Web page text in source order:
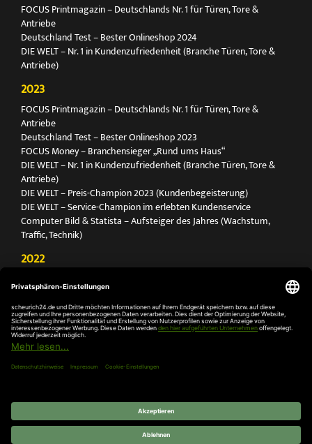
FOCUS Printmagazin – Deutschlands Nr. 1 für Türen, Tore &
Antriebe
Deutschland Test – Bester Onlineshop 2024
DIE WELT – Nr. 1 in Kundenzufriedenheit (Branche Türen, Tore &
Antriebe)
2023
FOCUS Printmagazin – Deutschlands Nr. 1 für Türen, Tore &
Antriebe
Deutschland Test – Bester Onlineshop 2023
FOCUS Money – Branchensieger „Rund ums Haus“
DIE WELT – Nr. 1 in Kundenzufriedenheit (Branche Türen, Tore &
Antriebe)
DIE WELT – Preis-Champion 2023 (Kundenbegeisterung)
DIE WELT – Service-Champion im erlebten Kundenservice
Computer Bild & Statista – Aufsteiger des Jahres (Wachstum,
Traffic, Technik)
2022
Antriebe
Deutschland Test – Bester Onlineshop 2022
FOCUS Money – Branchensieger „Rund ums Haus“
DIE WELT – Service-Champion im erlebten Kundenservice
DIE WELT – Branchengewinner Gold-Rang (Türen, Tore & Antriebe)